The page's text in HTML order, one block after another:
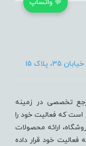
پلاک 15
تخصصی در زمینه
که فعالیت خود را
کرد. این فروشگاه، ارائه محصولات
خود قرار داده
💬 واتساپ